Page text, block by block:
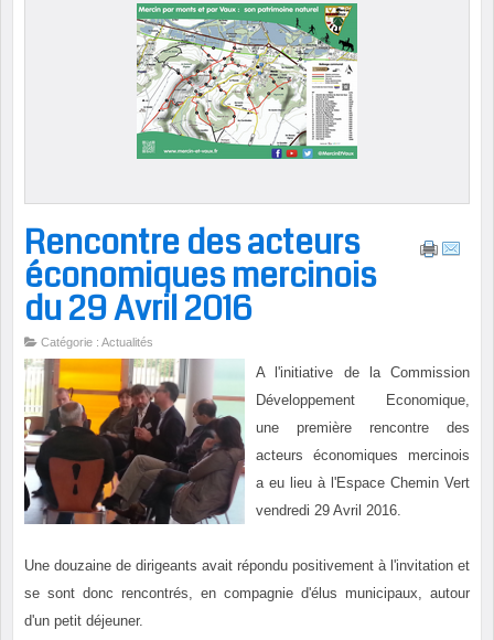
Rencontre des acteurs
économiques mercinois
du 29 Avril 2016
Catégorie : Actualités
A l'initiative de la Commission
Développement Economique,
une première rencontre des
acteurs économiques mercinois
a eu lieu à l'Espace Chemin Vert
vendredi 29 Avril 2016.
Une douzaine de dirigeants avait répondu positivement à l'invitation et
se sont donc rencontrés, en compagnie d'élus municipaux, autour
d'un petit déjeuner.